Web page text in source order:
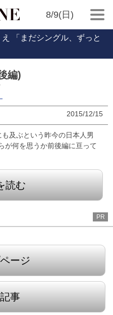
8/9(日)
「まだシングル、ずっと
編)
2015/12/15
及ぶという昨今の日本人男
が何を思うか前後編に亘って
読む
PR
ージ
事